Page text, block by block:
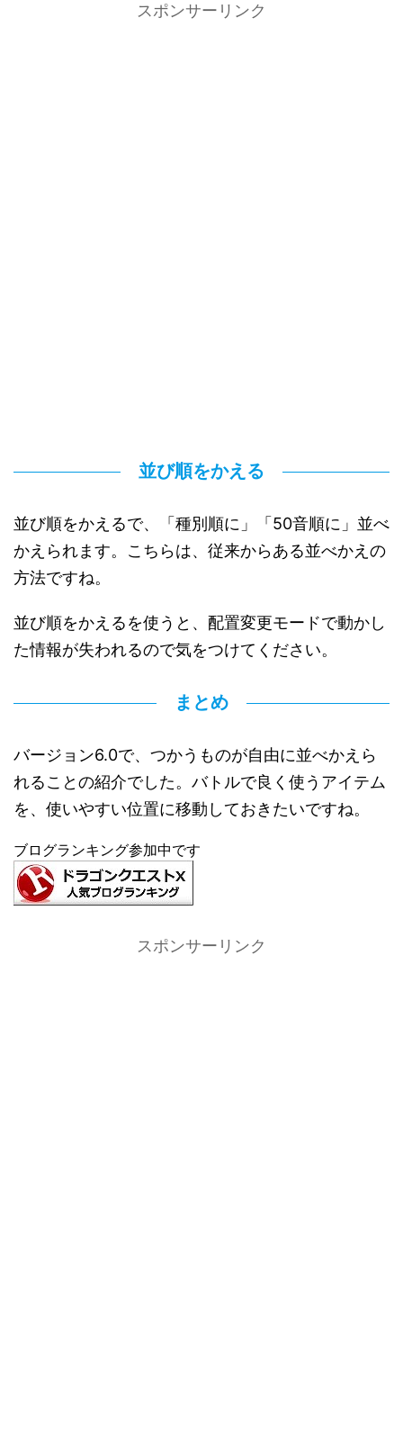
スポンサーリンク
並び順をかえる
並び順をかえるで、「種別順に」「50音順に」並べ
かえられます。こちらは、従来からある並べかえの
方法ですね。
並び順をかえるを使うと、配置変更モードで動かし
た情報が失われるので気をつけてください。
まとめ
バージョン6.0で、つかうものが自由に並べかえら
れることの紹介でした。バトルで良く使うアイテム
を、使いやすい位置に移動しておきたいですね。
ブログランキング参加中です
スポンサーリンク